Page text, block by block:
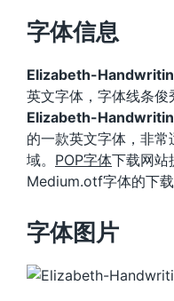
字体信息
Elizabeth-
英文字体，字体线条俊
Elizabeth-
的一款英文字体，非
域。 POP字体下载网
Medium.otf字体的下载
字体图片